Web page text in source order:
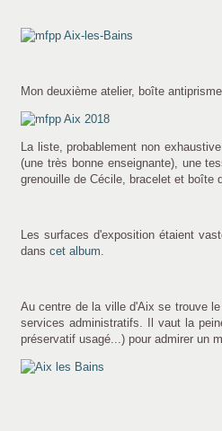
Mon deuxième atelier, boîte
La liste, probablement non
(une très bonne enseignante), une
grenouille de Cécile, bracelet et boîte
Les surfaces d'exposition étaient
dans cet album
Au centre de la ville d'Aix se trouve
services administratifs. Il vaut la
préservatif usagé...) pour admirer un